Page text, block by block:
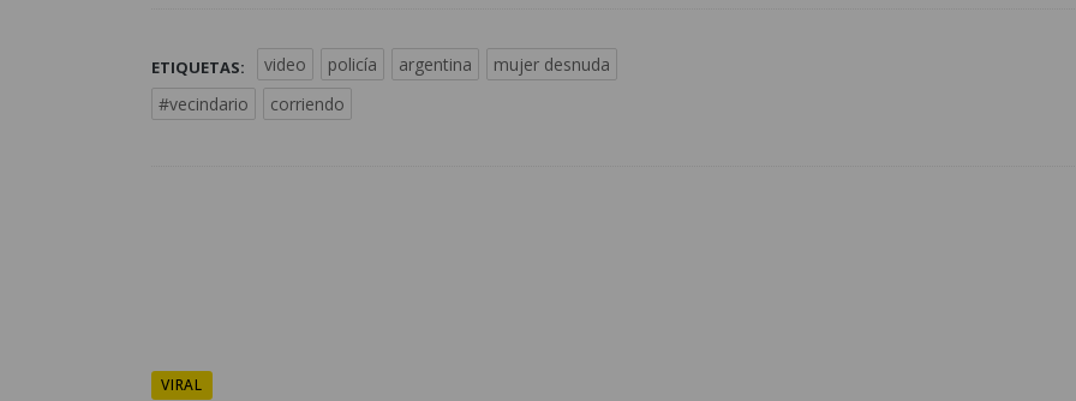
ETIQUETAS: video policía argentina
mujer desnuda
#vecindario
corriendo
VIRAL